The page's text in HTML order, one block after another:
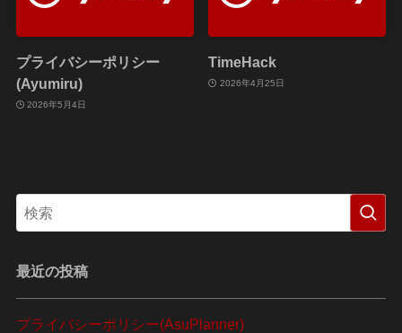
プライバシーポリシー
(Ayumiru)
2026年5月4日
TimeHack
2026年4月25日
最近の投稿
プライバシーポリシー(AsuPlanner)